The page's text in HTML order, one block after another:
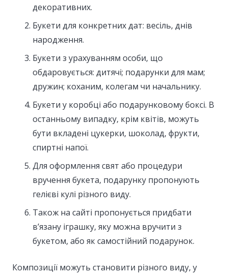
декоративних.
Букети для конкретних дат: весіль, днів
народження.
Букети з урахуванням особи, що
обдаровується: дитячі; подарунки для мам;
дружин; коханим, колегам чи начальнику.
Букети у коробці або подарунковому боксі. В
останньому випадку, крім квітів, можуть
бути вкладені цукерки, шоколад, фрукти,
спиртні напої.
Для оформлення свят або процедури
вручення букета, подарунку пропонують
гелієві кулі різного виду.
Також на сайті пропонується придбати
в’язану іграшку, яку можна вручити з
букетом, або як самостійний подарунок.
Композиції можуть становити різного виду, у